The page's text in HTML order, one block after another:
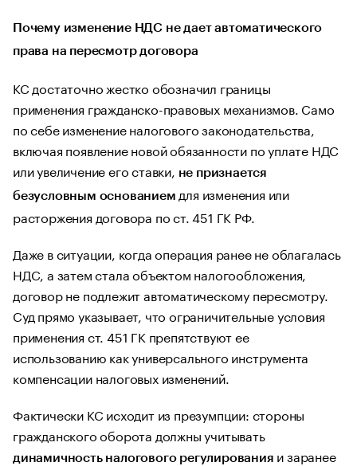
Почему изменение НДС не дает автоматического
права на пересмотр договора
КС достаточно жестко обозначил границы
применения гражданско-правовых механизмов. Само
по себе изменение налогового законодательства,
включая появление новой обязанности по уплате НДС
или увеличение его ставки, не признается
безусловным основанием для изменения или
расторжения договора по ст. 451 ГК РФ.
Даже в ситуации, когда операция ранее не облагалась
НДС, а затем стала объектом налогообложения,
договор не подлежит автоматическому пересмотру.
Суд прямо указывает, что ограничительные условия
применения ст. 451 ГК препятствуют ее
использованию как универсального инструмента
компенсации налоговых изменений.
Фактически КС исходит из презумпции: стороны
гражданского оборота должны учитывать
динамичность налогового регулирования и заранее